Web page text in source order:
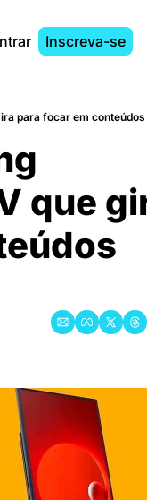
Inscreva-se
para focar em conteúdos
que